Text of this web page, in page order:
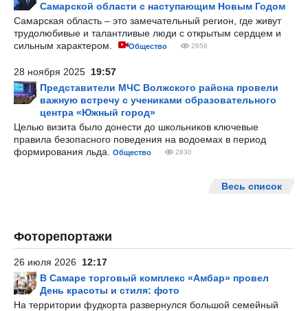
Самарской области с наступающим Новым Годом
Самарская область – это замечательный регион, где живут
трудолюбивые и талантливые люди с открытым сердцем и
сильным характером.
Общество 2656
28 ноября 2025 19:57
Представители МЧС Волжского района провели
важную встречу с учениками образовательного
центра «Южный город»
Целью визита было донести до школьников ключевые
правила безопасного поведения на водоемах в период
формирования льда.
Общество 2830
Весь список
Фоторепортажи
26 июля 2026 12:17
В Самаре торговый комплекс «Амбар» провел
День красоты и стиля: фото
На территории фудкорта развернулся большой семейный